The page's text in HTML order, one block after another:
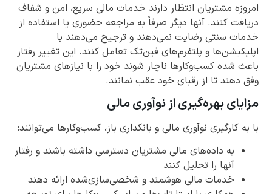
امروزه مشتریان انتظار دارند خدمات مالی سریع، امن و شفاف
دریافت کنند. آنها دیگر صرفاً به مراجعه حضوری یا استفاده از
خدمات سنتی رضایت نمی‌دهند و ترجیح می‌دهند با
اپلیکیشن‌ها و پلتفرم‌های فین‌تک تعامل کنند. این تغییر رفتار
باعث شده کسب‌وکارها ناچار شوند خود را با نیازهای مشتریان
وفق دهند تا از رقبای خود عقب نمانند.
مزایای بهره‌گیری از نوآوری مالی
با به کارگیری نوآوری مالی و بانکداری باز، کسب‌وکارها می‌توانند:
به داده‌های مالی مشتریان دسترسی داشته باشند و رفتار
آنها را تحلیل کنند
خدمات مالی هوشمند و شخصی‌سازی‌شده ارائه دهند